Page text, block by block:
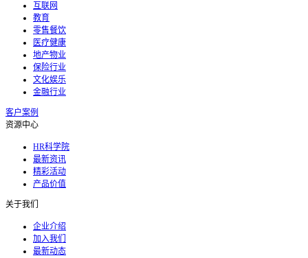
互联网
教育
零售餐饮
医疗健康
地产物业
保险行业
文化娱乐
金融行业
客户案例
资源中心
HR科学院
最新资讯
精彩活动
产品价值
关于我们
企业介绍
加入我们
最新动态